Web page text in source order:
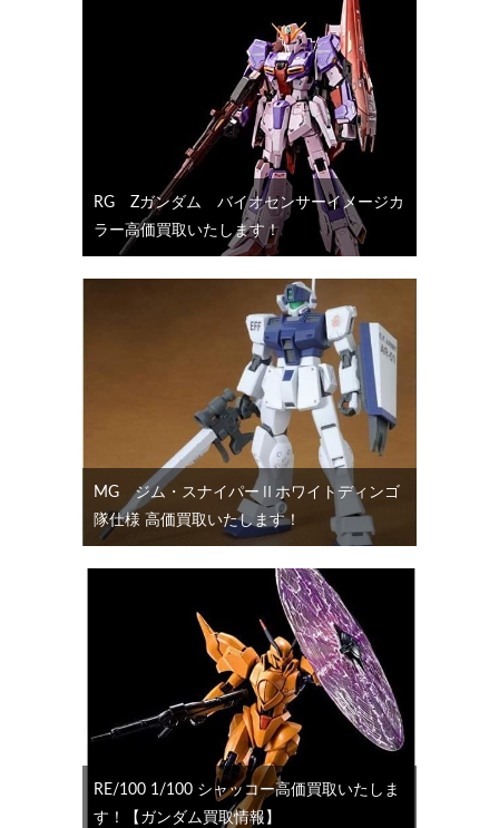
RG Ζガンダム バイオセンサーイメージカ
ラー高価買取いたします！
MG ジム・スナイパーⅡホワイトディンゴ
隊仕様 高価買取いたします！
RE/100 1/100 シャッコー高価買取いたしま
す！【ガンダム買取情報】